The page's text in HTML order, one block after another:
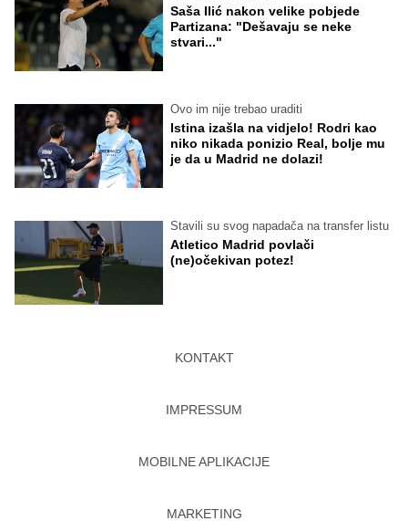
Saša Ilić nakon velike pobjede
Partizana: "Dešavaju se neke
stvari..."
Ovo im nije trebao uraditi
Istina izašla na vidjelo! Rodri kao
niko nikada ponizio Real, bolje mu
je da u Madrid ne dolazi!
Stavili su svog napadača na transfer listu
Atletico Madrid povlači
(ne)očekivan potez!
KONTAKT
IMPRESSUM
MOBILNE APLIKACIJE
MARKETING